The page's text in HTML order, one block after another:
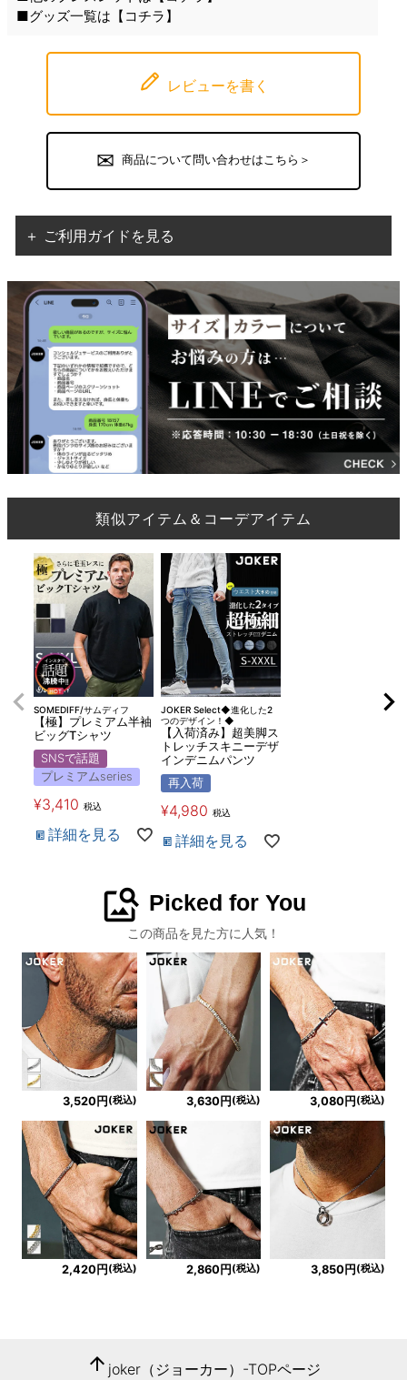
■グッズ一覧は【 コチラ 】
レビューを書く
商品について問い合わせはこちら＞
＋ ご利用ガイドを見る
類似アイテム＆コーデアイテム
SOMEDIFF/サムディフ
【極】プレミアム半袖
ビッグTシャツ
SNSで話題
プレミアムseries
¥3,410 税込
詳細を見る
JOKER Select◆進化した2
つのデザイン！◆
【入荷済み】超美脚ス
トレッチスキニーデザ
インデニムパンツ
再入荷
¥4,980 税込
詳細を見る
image_search Picked for You
この商品を見た方に人気！
3,520円 (税込) 3,630円 (税込) 3,080円 (税込)
2,420円 (税込) 2,860円 (税込) 3,850円 (税込)
arrow_upward joker（ジョーカー）-TOPページ